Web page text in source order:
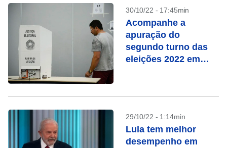
30/10/22 - 17:45min
Acompanhe a
apuração do
segundo turno das
eleições 2022 em
29/10/22 - 1:14min
Lula tem melhor
desempenho em